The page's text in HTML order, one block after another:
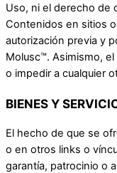
Uso, ni el derecho de
Contenidos en sitios
autorización previa y
Molusc™. Asimismo,
o impedir a cualquier
BIENES Y
El hecho de que se
o en otros links o
garantía, patrocinio o